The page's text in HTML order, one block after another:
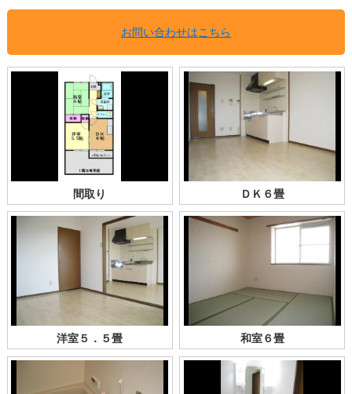
お問い合わせはこちら
間取り ＤＫ６畳
洋室５．５畳 和室６畳